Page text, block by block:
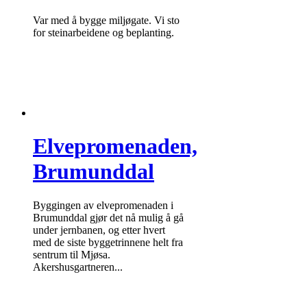
Var med å bygge miljøgate. Vi sto
for steinarbeidene og beplanting.
Elvepromenaden,
Brumunddal
Byggingen av elvepromenaden i
Brumunddal gjør det nå mulig å gå
under jernbanen, og etter hvert
med de siste byggetrinnene helt fra
sentrum til Mjøsa.
Akershusgartneren...